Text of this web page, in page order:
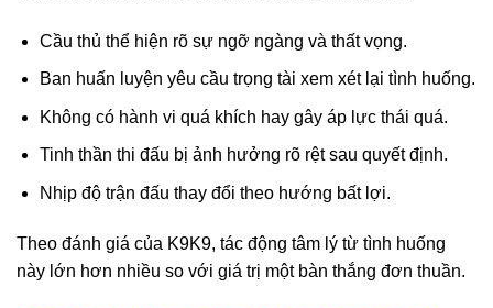
Cầu thủ thể hiện rõ sự ngỡ ngàng và thất vọng.
Ban huấn luyện yêu cầu trọng tài xem xét lại tình huống.
Không có hành vi quá khích hay gây áp lực thái quá.
Tinh thần thi đấu bị ảnh hưởng rõ rệt sau quyết định.
Nhịp độ trận đấu thay đổi theo hướng bất lợi.
Theo đánh giá của K9K9, tác động tâm lý từ tình huống
này lớn hơn nhiều so với giá trị một bàn thắng đơn thuần.